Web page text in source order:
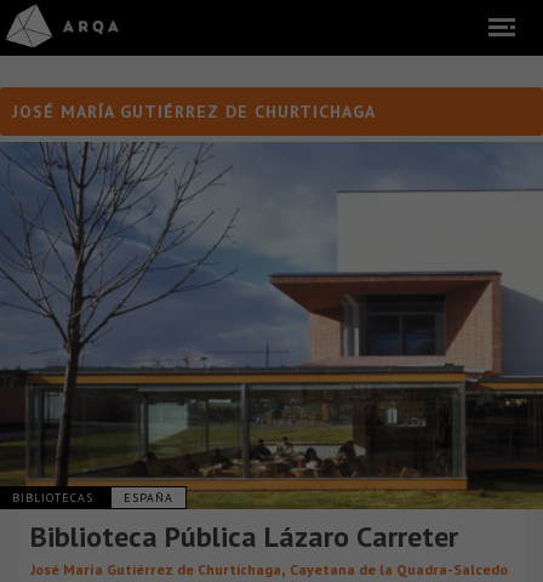
JOSÉ MARÍA GUTIÉRREZ DE CHURTICHAGA
BIBLIOTECAS ESPAÑA
Biblioteca Pública Lázaro Carreter
José María Gutiérrez de Churtichaga, Cayetana de la Quadra-Salcedo